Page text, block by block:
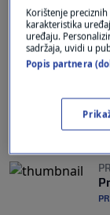
Korištenje
karakteristika
uređaju.
sadržaja, uvidi u
Popis partnera